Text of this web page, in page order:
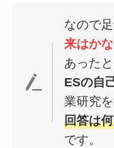
なので
来はか
あった
ESの自
業研究
回答は
です。